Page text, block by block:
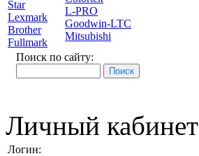
Star
Lexmark
Brother
Fullmark
L-PRO
Goodwin-LTC
Mitsubishi
Поиск по сайту:
Личный кабинет
Логин: